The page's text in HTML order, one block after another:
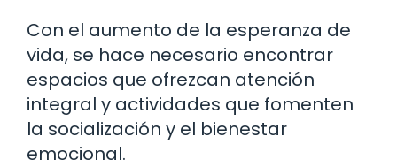
Con el aumento de la esperanza de
vida, se hace necesario encontrar
espacios que ofrezcan atención
integral y actividades que fomenten
la socialización y el bienestar
emocional.